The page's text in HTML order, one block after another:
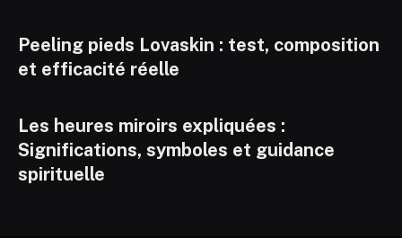
Peeling pieds Lovaskin : test, composition
et efficacité réelle
Les heures miroirs expliquées :
Significations, symboles et guidance
spirituelle